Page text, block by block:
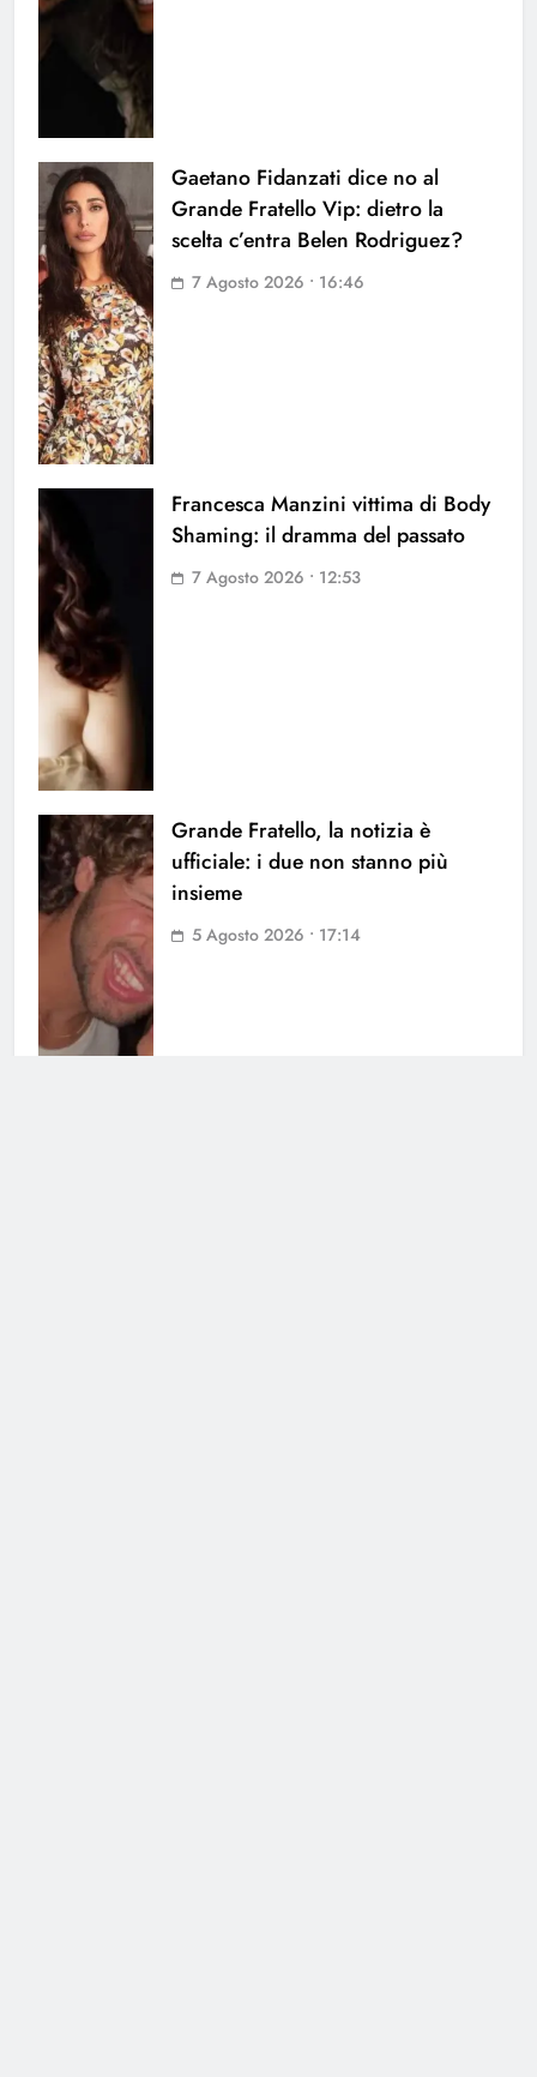
Gaetano Fidanzati dice no al
Grande Fratello Vip: dietro la
scelta c’entra Belen Rodriguez?
7 Agosto 2026 • 16:46
Francesca Manzini vittima di Body
Shaming: il dramma del passato
7 Agosto 2026 • 12:53
Grande Fratello, la notizia è
ufficiale: i due non stanno più
insieme
5 Agosto 2026 • 17:14